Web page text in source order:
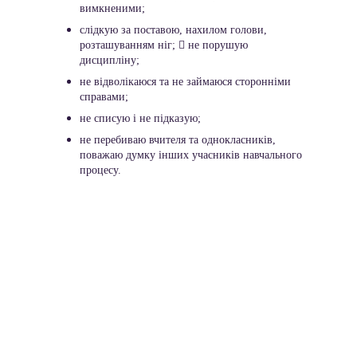
вимкненими;
слідкую за поставою, нахилом голови,
розташуванням ніг;  не порушую
дисципліну;
не відволікаюся та не займаюся сторонніми
справами;
не списую і не підказую;
не перебиваю вчителя та однокласників,
поважаю думку інших учасників навчального
процесу.